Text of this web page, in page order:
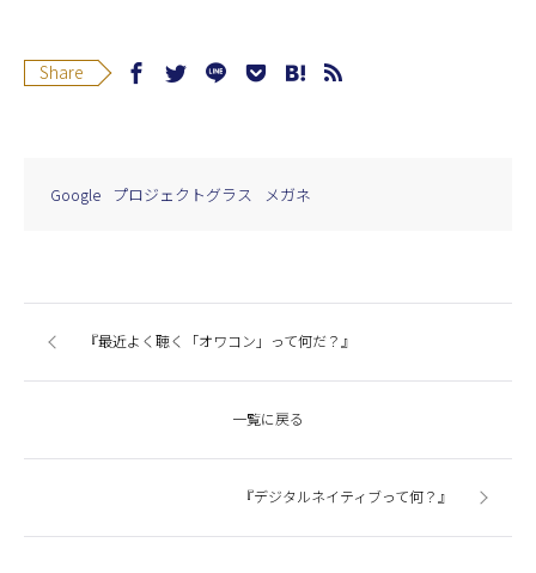
Share
Google プロジェクトグラス メガネ
『最近よく聴く「オワコン」って何だ？』
一覧に戻る
『デジタルネイティブって何？』